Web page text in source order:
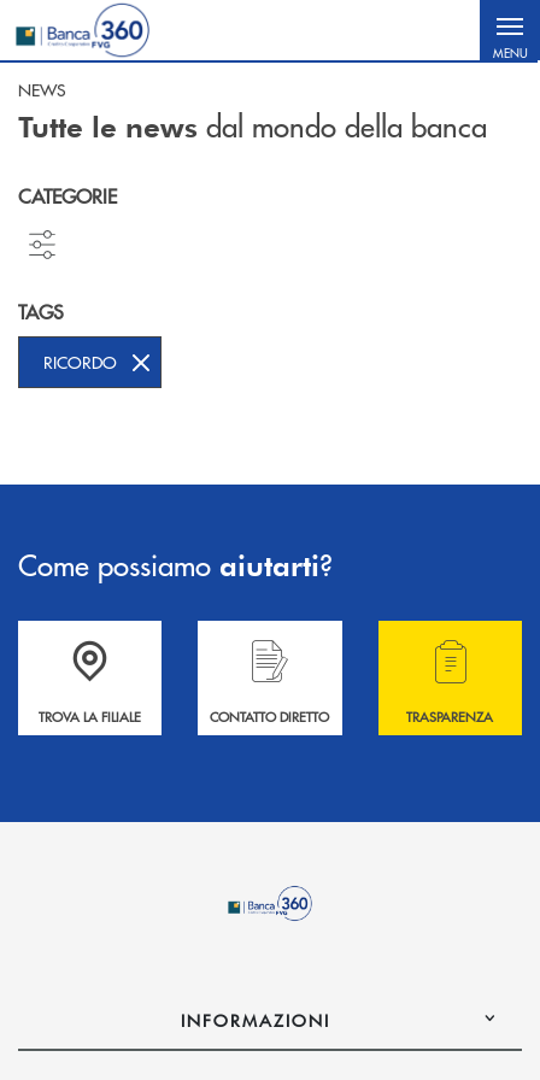
Salta al contenuto principale
MENU
NEWS
Tutte le news dal mondo della banca
CATEGORIE
TAGS
RICORDO
Come possiamo aiutarti?
Accedi all' elenco completo delle filiali .
TROVA LA FILIALE
Hai bisogno di informazioni? Contattaci !
CONTATTO DIRETTO
Hai bisogno di
TRASPARENZA
INFORMAZIONI